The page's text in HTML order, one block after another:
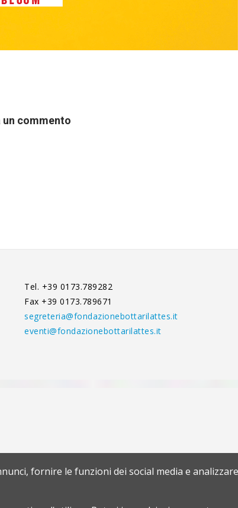
un commento
Tel. +39 0173.789282
Fax +39 0173.789671
segreteria@fondazionebottarilattes.it
eventi@fondazionebottarilattes.it
fornire le funzioni dei social media e